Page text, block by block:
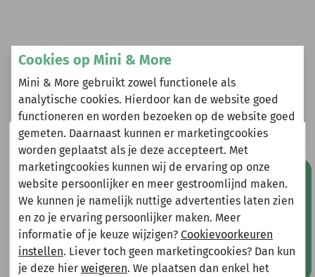
Omschrijving
B.Nosy sweatpants Pepe navy (Y502-6620-151)
Heeft u vragen?
Stuur een e-mail
info@miniandmore.nl
Andere bekeken ook
Wellicht ook iets voor jou? Mis geen aanbiedingen!
Wij zijn er even tussenuit!
Natuurlijk kun je wel gewoon een bestelling plaatsen
maar deze wordt dan maandag 10 augustus
verzonden.
Gelieve hier rekening mee te houden bij het plaatsen
van je bestelling.
Shop nu!
Cookies op Mini & More
Mini & More gebruikt zowel functionele als
analytische cookies. Hierdoor kan de website goed
functioneren en worden bezoeken op de website goed
gemeten. Daarnaast kunnen er marketingcookies
worden geplaatst als je deze accepteert. Met
marketingcookies kunnen wij de ervaring op onze
website persoonlijker en meer gestroomlijnd maken.
We kunnen je namelijk nuttige advertenties laten zien
en zo je ervaring persoonlijker maken. Meer
informatie of je keuze wijzigen? Cookievoorkeuren
instellen. Liever toch geen marketingcookies? Dan kun
je deze hier weigeren. We plaatsen dan enkel het